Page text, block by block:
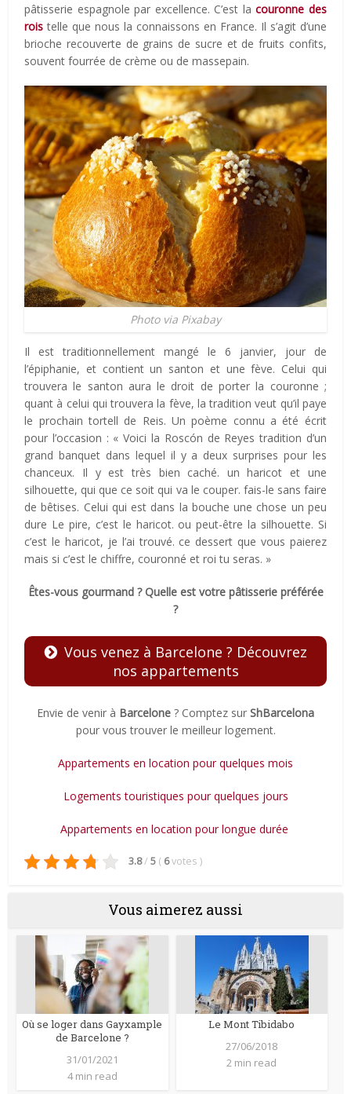
pâtisserie espagnole par excellence. C’est lacouronne des
rois telle que nous la connaissons en France. Il s’agit d’une
brioche recouverte de grains de sucre et de fruits confits,
souvent fourrée de crème ou de massepain.
Photo via Pixabay
Il est traditionnellement mangé le 6 janvier, jour de
l’épiphanie, et contient un santon et une fève. Celui qui
trouvera le santon aura le droit de porter la couronne ;
quant à celui qui trouvera la fève, la tradition veut qu’il paye
le prochain tortell de Reis. Un poème connu a été écrit
pour l’occasion : « Voici la Roscón de Reyes tradition d’un
grand banquet dans lequel il y a deux surprises pour les
chanceux. Il y est très bien caché. un haricot et une
silhouette, qui que ce soit qui va le couper. fais-le sans faire
de bêtises. Celui qui est dans la bouche une chose un peu
dure Le pire, c’est le haricot. ou peut-être la silhouette. Si
c’est le haricot, je l’ai trouvé. ce dessert que vous paierez
mais si c’est le chiffre, couronné et roi tu seras. »
Êtes-vous gourmand ? Quelle est votre pâtisserie préférée
?
Vous venez à Barcelone ? Découvrez
nos appartements
Envie de venir à Barcelone ? Comptez sur ShBarcelona
pour vous trouver le meilleur logement.
Appartements en location pour quelques mois
Logements touristiques pour quelques jours
Appartements en location pour longue durée
3.8/ 5 ( 6votes )
Vous aimerez aussi
Où se loger dans Gayxample
de Barcelone ?
31/01/2021
4 min read
Le Mont Tibidabo
27/06/2018
2 min read